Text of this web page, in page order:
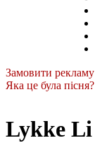
Замовити рекламу
Яка це була пісня?
Lykke Li